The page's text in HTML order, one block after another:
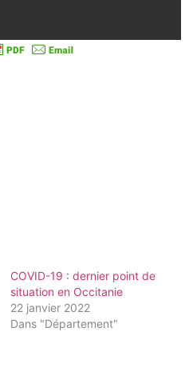
COVID-19 : dernier point de
situation en Occitanie
22 janvier 2022
Dans "Département"